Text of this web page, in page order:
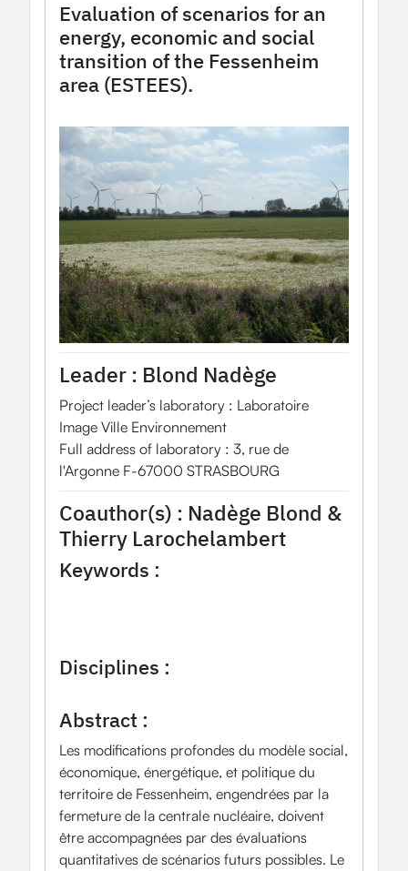
Evaluation of scenarios for an
energy, economic and social
transition of the Fessenheim
area (ESTEES).
Leader : Blond Nadège
Project leader’s laboratory : Laboratoire
Image Ville Environnement
Full address of laboratory : 3, rue de
l'Argonne F-67000 STRASBOURG
Coauthor(s) : Nadège Blond &
Thierry Larochelambert
Keywords :
Disciplines :
Abstract :
Les modifications profondes du modèle social,
économique, énergétique, et politique du
territoire de Fessenheim, engendrées par la
fermeture de la centrale nucléaire, doivent
être accompagnées par des évaluations
quantitatives de scénarios futurs possibles. Le